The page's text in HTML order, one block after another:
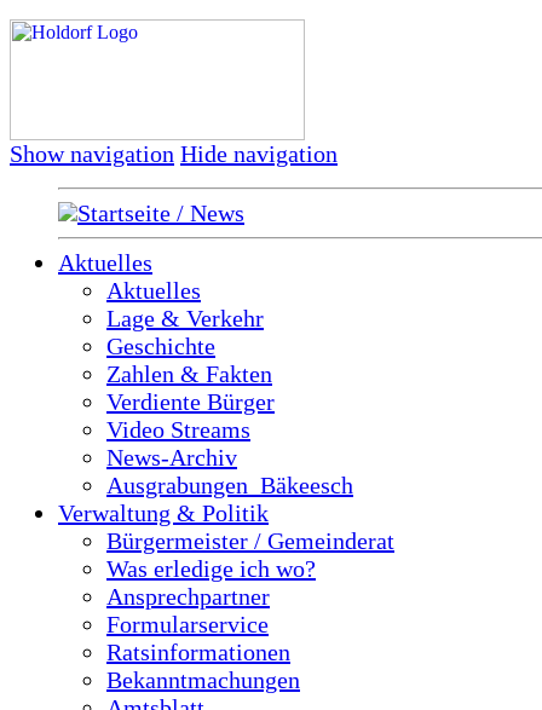
Show navigation Hide navigation
Startseite / News
Aktuelles
Aktuelles
Lage & Verkehr
Geschichte
Zahlen & Fakten
Verdiente Bürger
Video Streams
News-Archiv
Ausgrabungen_Bäkeesch
Verwaltung & Politik
Bürgermeister / Gemeinderat
Was erledige ich wo?
Ansprechpartner
Formularservice
Ratsinformationen
Bekanntmachungen